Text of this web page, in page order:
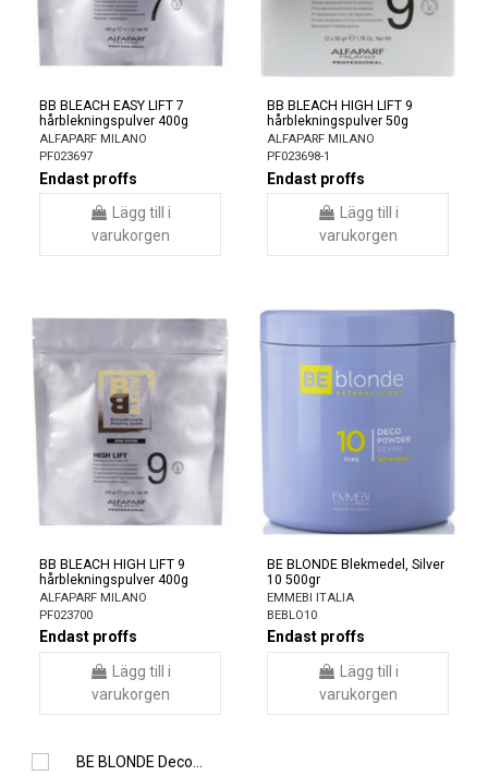
BB BLEACH EASY LIFT 7
hårblekningspulver 400g
ALFAPARF MILANO
PF023697
Endast proffs
Lägg till i
varukorgen
BB BLEACH HIGH LIFT 9
hårblekningspulver 50g
ALFAPARF MILANO
PF023698-1
Endast proffs
Lägg till i
varukorgen
BB BLEACH HIGH LIFT 9
hårblekningspulver 400g
ALFAPARF MILANO
PF023700
Endast proffs
Lägg till i
varukorgen
BE BLONDE Blekmedel, Silver
10 500gr
EMMEBI ITALIA
BEBLO10
Endast proffs
Lägg till i
varukorgen